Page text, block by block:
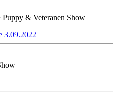
& Veteranen Show
3.09.2022